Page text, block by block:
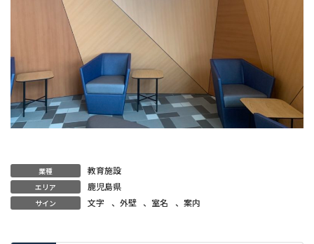
業種 教育施設
エリア 鹿児島県
サイン 文字 、 外壁 、 室名 、 案内